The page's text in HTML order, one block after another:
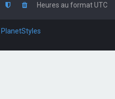
Heures au formatUTC
PlanetStyles